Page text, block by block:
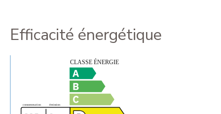
Efficacité énergétique